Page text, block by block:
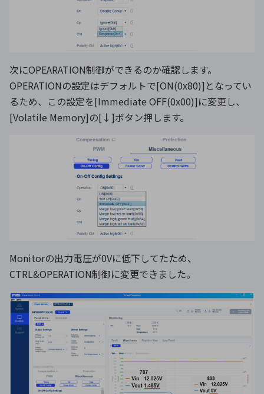
次にOPEARATION制御ができるのか確認します。
OPERATIONの設定はデフォルトで[ON(0x80)]となってい
るため、この設定を[Immediate OFF(0x00)]に変更し、
[Volatile Memory]の[↓]ボタン押します。
Monitorの出力電圧が0Vに低下してたため、
CTRL&OPERATION制御に変更できました。